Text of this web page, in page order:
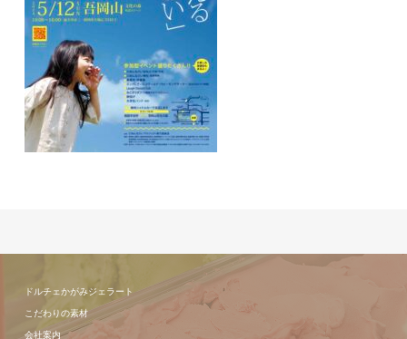
ドルチェかがみジェラート
こだわりの素材
会社案内